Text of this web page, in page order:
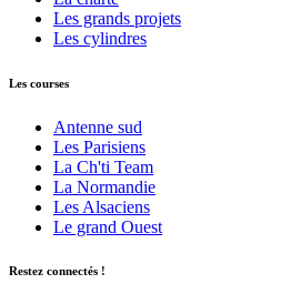
Les grands projets
Les cylindres
Les courses
Antenne sud
Les Parisiens
La Ch'ti Team
La Normandie
Les Alsaciens
Le grand Ouest
Restez connectés !